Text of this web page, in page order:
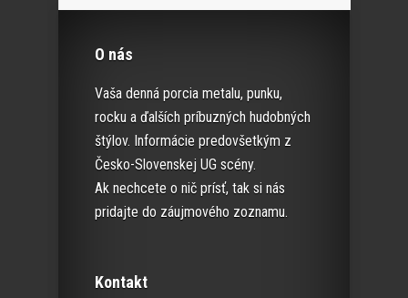
O nás
Vaša denná porcia metalu, punku,
rocku a ďalších príbuzných hudobných
štýlov. Informácie predovšetkým z
Česko-Slovenskej UG scény.
Ak nechcete o nič prísť, tak si nás
pridajte do záujmového zoznamu.
Kontakt